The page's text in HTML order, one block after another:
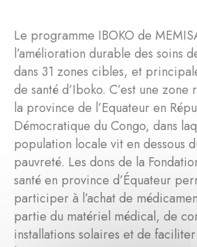
Le programme IBOKO de
l’amélioration durable des soins
dans 31 zones cibles, et
de santé d’Iboko. C’est une zone
la province de l’Equateur en
Démocratique du Congo, dans
population locale vit en dessous
pauvreté. Les dons de la
santé en province d’Équateur
participer à l’achat de
partie du matériel médical, de
installations solaires et de faciliter